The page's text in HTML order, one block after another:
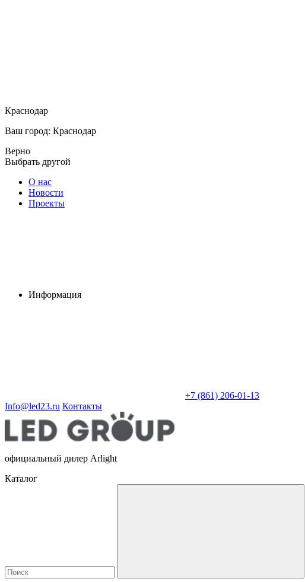
Краснодар
Ваш город: Краснодар
Верно
Выбрать другой
О нас
Новости
Проекты
Информация
+7 (861) 206-01-13
Info@led23.ru Контакты
официальный дилер Arlight
Каталог